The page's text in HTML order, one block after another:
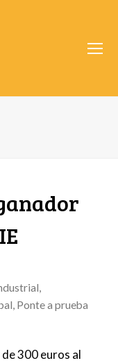
,
, Ponte a prueba
300 euros al